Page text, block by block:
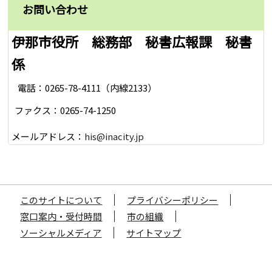
お問い合わせ
伊那市役所 総務部 秘書広報課 秘書
係
電話：0265-78-4111（内線2133）
ファクス：0265-74-1250
メールアドレス： his@inacity.jp
このサイトについて
プライバシーポリシー
窓口案内・受付時間
市の組織
ソーシャルメディア
サイトマップ